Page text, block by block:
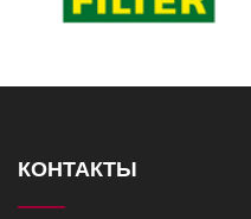
КОНТАКТЫ